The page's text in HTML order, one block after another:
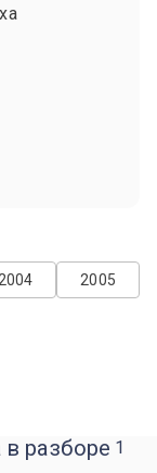
2005
2004
разборе 1